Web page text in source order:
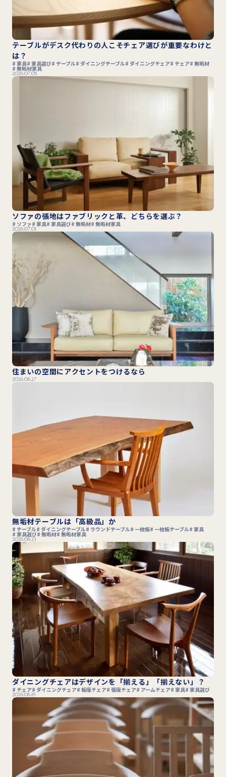
テーブルがデスク代わりの人こそチェア選びが重要なわけと
は？
家具 家具選び テーブル ダイニングテーブル ダイニングチェア チェア 無垢材
無垢材家具
2026.07.05
ソファの張地はファブリックと革、どちらを選ぶ？
ソファ 家具 家具選び 無垢材 無垢材家具
2026.07.01
住まいの空間にアクセントをつけるなら
2026.06.27
無垢材テーブルは「高級品」か
テーブル ダイニングテーブル ラウンドテーブル 一枚板 一枚板テーブル 家具
家具選び 無垢材 無垢材家具
2026.06.23
ダイニングチェアはデザインを「揃える」「揃えない」？
チェア ダイニングチェア 板座チェア 張座チェア アームチェア 家具 家具選び
2026.06.19